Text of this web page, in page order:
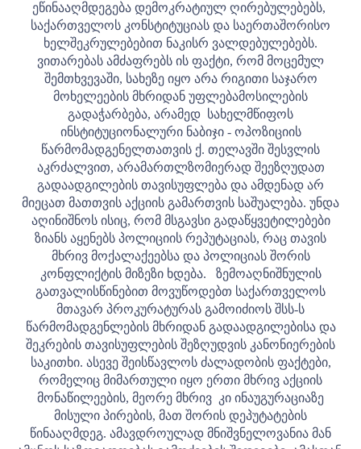
ეწინააღმდეგება დემოკრატიულ ღირებულებებს,
საქართველოს კონსტიტუციას და საერთაშორისო
ხელშეკრულებებით ნაკისრ ვალდებულებებს.
ვითარებას ამძაფრებს ის ფაქტი, რომ მოცემულ
შემთხვევაში, სახეზე იყო არა რიგითი საჯარო
მოხელეების მხრიდან უფლებამოსილების
გადაჭარბება, არამედ სახელმწიფოს
ინსტიტუციონალური ნაბიჯი - ოპოზიციის
წარმომადგენელთათვის ქ. თელავში შესვლის
აკრძალვით, არამართლზომიერად შეეზღუდათ
გადაადგილების თავისუფლება და ამდენად არ
მიეცათ მათთვის აქციის გამართვის საშუალება. უნდა
აღინიშნოს ისიც, რომ მსგავსი გადაწყვეტილებები
ზიანს აყენებს პოლიციის რეპუტაციას, რაც თავის
მხრივ მოქალაქეებსა და პოლიციას შორის
კონფლიქტის მიზეზი ხდება.
ზემოაღნიშნულის
გათვალისწინებით მოვუწოდებთ საქართველოს
მთავარ პროკურატურას გამოიძიოს შსს-ს
წარმომადგენლების მხრიდან გადაადგილებისა და
შეკრების თავისუფლების შეზღუდვის კანონიერების
საკითხი. ასევე შეისწავლოს ძალადობის ფაქტები,
რომელიც მიმართული იყო ერთი მხრივ აქციის
მონაწილეების, მეორე მხრივ კი ინაუგურაციაზე
მისული პირების, მათ შორის დეპუტატების
წინააღმდეგ. ამავდროულად მნიშვნელოვანია მან